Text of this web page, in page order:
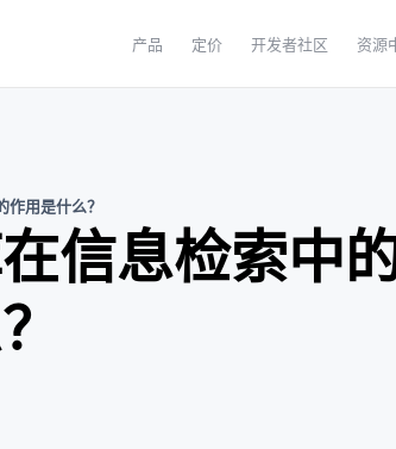
产品 定价 开发者社区 资源
作用是什么？
信息检索中